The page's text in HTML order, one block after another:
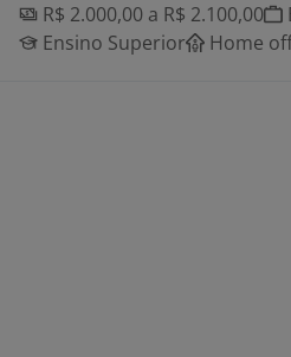
R$ 2.000,00 a R$ 2.100,00
Ensino Superior
Home